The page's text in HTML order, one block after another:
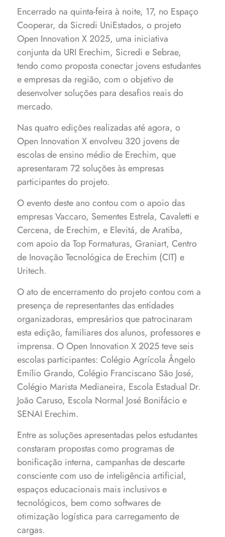
Encerrado na quinta-feira à noite, 17, no Espaço
Cooperar, da Sicredi UniEstados, o projeto
Open Innovation X 2025, uma iniciativa
conjunta da URI Erechim, Sicredi e Sebrae,
tendo como proposta conectar jovens estudantes
e empresas da região, com o objetivo de
desenvolver soluções para desafios reais do
mercado.
Nas quatro edições realizadas até agora, o
Open Innovation X envolveu 320 jovens de
escolas de ensino médio de Erechim, que
apresentaram 72 soluções às empresas
participantes do projeto.
O evento deste ano contou com o apoio das
empresas Vaccaro, Sementes Estrela, Cavaletti e
Cercena, de Erechim, e Elevitá, de Aratiba,
com apoio da Top Formaturas, Graniart, Centro
de Inovação Tecnológica de Erechim (CIT) e
Uritech.
O ato de encerramento do projeto contou com a
presença de representantes das entidades
organizadoras, empresários que patrocinaram
esta edição, familiares dos alunos, professores e
imprensa. O Open Innovation X 2025 teve seis
escolas participantes: Colégio Agrícola Ângelo
Emílio Grando, Colégio Franciscano São José,
Colégio Marista Medianeira, Escola Estadual Dr.
João Caruso, Escola Normal José Bonifácio e
SENAI Erechim.
Entre as soluções apresentadas pelos estudantes
constaram propostas como programas de
bonificação interna, campanhas de descarte
consciente com uso de inteligência artificial,
espaços educacionais mais inclusivos e
tecnológicos, bem como softwares de
otimização logística para carregamento de
cargas.